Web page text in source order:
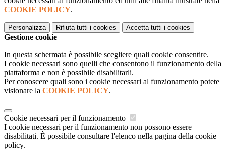
COOKIE POLICY.
Personalizza Rifiuta tutti i cookies Accetta tutti i cookies
Gestione cookie
In questa schermata è possibile scegliere quali cookie consentire.
I cookie necessari sono quelli che consentono il funzionamento della
piattaforma e non è possibile disabilitarli.
Per conoscere quali sono i cookie necessari al funzionamento potete
visionare la COOKIE POLICY.
Cookie necessari per il funzionamento
I cookie necessari per il funzionamento non possono essere
disabilitati. È possibile consultare l'elenco nella pagina della cookie
policy.